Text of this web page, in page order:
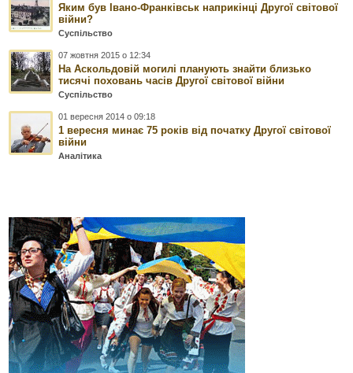
Яким був Івано-Франківськ наприкінці Другої світової
війни?
Суспільство
07 жовтня 2015 о 12:34
На Аскольдовій могилі планують знайти близько
тисячі поховань часів Другої світової війни
Суспільство
01 вересня 2014 о 09:18
1 вересня минає 75 років від початку Другої світової
війни
Аналітика